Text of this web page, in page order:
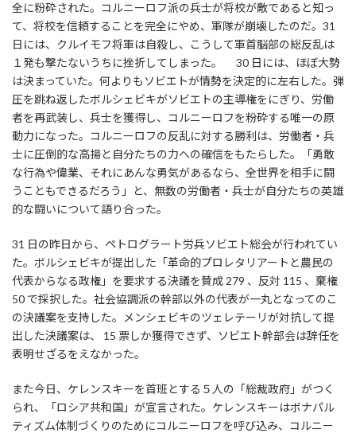
日
時
:
全に粉砕された。コルニーロフ派の兵士が将校が敵であると知っ
て、将校を信頼することを完全にやめ、軍隊が崩壊したのだ。31
日には、クルイモフ将軍は自殺し、こうして軍首脳部の総反乱は
１発も撃たないうちに挫折してしまった。 30 日には、ほぼ大勢
は決まっていた。何よりもソビエトが情勢を決定的に左右した。弾
圧を跳ね返したボルシェビキがソビエトの主導権をにぎり、労働
者を再武装し、兵士を獲得し、コルニーロフを粉砕する唯一の原
動力になった。コルニーロフの反乱に対する勝利は、労働者・兵
士に圧倒的な高揚と自分たちの力への確信をもたらした。「勇敢
な行為や偉業、それにあんな勇気があるなら、全世界を相手に闘
うこともできるだろう」と、無数の労働者・兵士が自分たちの英雄
的な闘いについて語り合った。
31 日の昨日から、ペトログラート労兵ソビエト総会が行われてい
た。ボルシェビキが提出した「革命的プロレタリアートと農民の
代表からなる政権」を要求する決議を賛成 279 、反対 115 、棄権
50 で採択した。社会協調派の幹部以外の代表が一丸となってのこ
の決議案を支持した。メンシェビキのツェレテーリが対抗して提
出した決議案は、 15 票しか獲得できず、ソビエト幹部会は辞任を
表明せざるをえなかった。
また今日、ケレンスキーを首班とする５人の「総裁政府」がつく
られ、「ロシア共和国」が宣言された。ケレンスキーはボナパル
ティズム体制づくりのためにコルニーロフを呼び込み、コルニー